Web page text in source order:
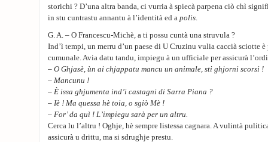
storichi ? D’una altra banda, ci vurria à spiecà parpena ciò chì
in stu cuntrastu annantu à l’identità ed a polis.
G. A. – O Francescu-Michè, a ti possu cuntà una struvula ?
Ind’ì tempi, un merru d’un paese di U Cruzinu vulia caccià sciotte
cumunale. Avia datu tandu, impiegu à un ufficiale per assicurà
– O Ghjasè, ùn ai chjappatu mancu un animale, sti ghjorni scorsi !
– Mancunu !
– È issa ghjumenta ind’i castagni di Sarra Piana ?
– Iè ! Ma quessa hè toia, o sgiò Mè !
– For’ da quì ! L’impiegu sarà per un altru.
Cerca lu l’altru ! Oghje, hè sempre listessa cagnara. A vulintà
assicurà u drittu, ma si sdrughje prestu.